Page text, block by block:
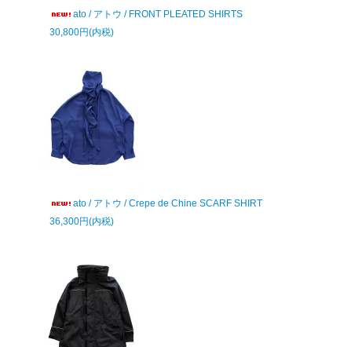
ato / アトウ / FRONT PLEATED SHIRTS
30,800円(内税)
ato / アトウ / Crepe de Chine SCARF SHIRT
36,300円(内税)